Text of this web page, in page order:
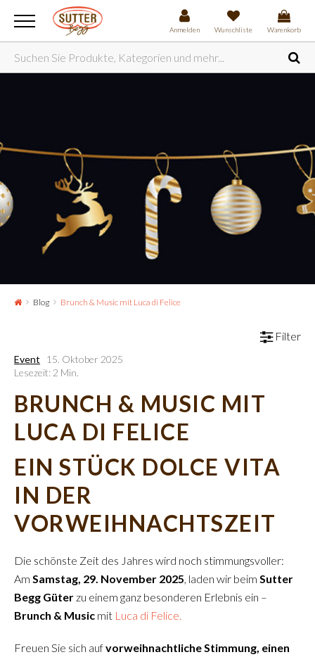
Anmelden Wunschliste Warenkorb
Blog Brunch & Music mit Luca di Felice
Filter
Event
15. Oktober 2025
Lesezeit: 2 Min.
BRUNCH & MUSIC MIT
LUCA DI FELICE
EIN STÜCK DOLCE VITA
IN DER
VORWEIHNACHTSZEIT
Die schönste Zeit des Jahres wird noch stimmungsvoller:
Am Samstag, 29. November 2025, laden wir beim Sutter
Begg Güter zu einem ganz besonderen Erlebnis ein –
Brunch & Music mit Luca di Felice.
Freuen Sie sich aufvorweihnachtliche Stimmung, einen